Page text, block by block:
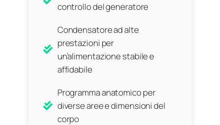
controllo del generatore
Condensatore ad alte
prestazioni per
un’alimentazione stabile e
affidabile
Programma anatomico per
diverse aree e dimensioni del
corpo